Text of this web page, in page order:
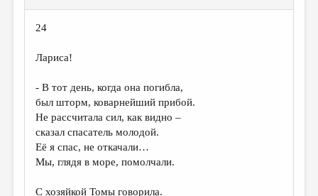
ИЗБРАННОЕ
ДАЙДЖЕСТ
ПРОИЗВЕДЕНИЯ
ПЕРЕВОДЫ
24
Лариса!
- В тот день, когда она погибла,
был шторм, коварнейший прибой.
Не рассчитала сил, как видно –
сказал спасатель молодой.
Её я спас, не откачали…
Мы, глядя в море, помолчали.
С хозяйкой Томы говорила.